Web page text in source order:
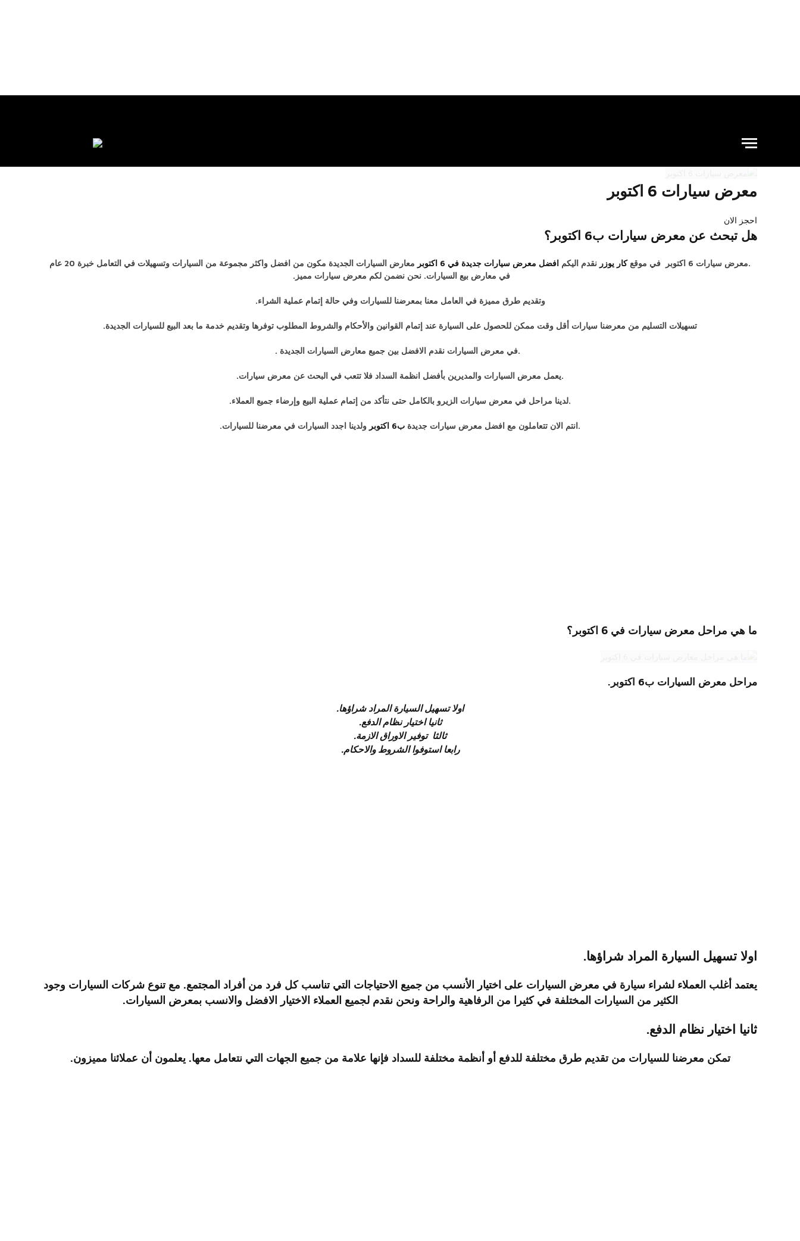
معرض سيارات 6 اكتوبر
احجز الان
هل تبحث عن معرض سيارات ب6 اكتوبر؟
.معرض سيارات 6 اكتوبر في موقع كار يوزر نقدم اليكم افضل معرض سيارات جديدة في 6 اكتوبر
معارض السيارات الجديدة مكون من افضل واكثر مجموعة من السيارات وتسهيلات في التعامل خبرة 20 عام
في معارض بيع السيارات. نحن نضمن لكم معرض سيارات مميز.
وتقديم طرق مميزة في العامل معنا بمعرضنا للسيارات وفي حالة إتمام عملية الشراء.
تسهيلات التسليم من معرضنا سيارات أقل وقت ممكن للحصول على السيارة عند إتمام القوانين والأحكام والشروط المطلوب توفرها وتقديم خدمة ما بعد البيع للسيارات الجديدة.
.في معرض السيارات نقدم الافضل بين جميع معارض السيارات الجديدة .
.يعمل معرض السيارات والمديرين بأفضل انظمة السداد فلا تتعب في البحث عن معرض سيارات.
.لدينا مراحل في معرض سيارات الزيرو بالكامل حتى نتأكد من إتمام عملية البيع وإرضاء جميع العملاء.
.انتم الان تتعاملون مع افضل معرض سيارات جديدة ب6 اكتوبر ولدينا اجدد السيارات في معرضنا للسيارات.
ما هي مراحل معرض سيارات في 6 اكتوبر؟
مراحل معرض السيارات ب6 اكتوبر.
اولا تسهيل السيارة المراد شراؤها.
ثانيا اختيار نظام الدفع.
ثالثا توفير الاوراق الازمة.
رابعا استوفوا الشروط والاحكام.
اولا تسهيل السيارة المراد شراؤها.
يعتمد أغلب العملاء لشراء سيارة في معرض السيارات على اختيار الأنسب من جميع الاحتياجات التي تناسب كل فرد من أفراد المجتمع. مع تنوع شركات السيارات وجود
الكثير من السيارات المختلفة في كثيرا من الرفاهية والراحة ونحن نقدم لجميع العملاء الاختيار الافضل والانسب بمعرض السيارات.
ثانيا اختيار نظام الدفع.
تمكن معرضنا للسيارات من تقديم طرق مختلفة للدفع أو أنظمة مختلفة للسداد فإنها علامة من جميع الجهات التي نتعامل معها. يعلمون أن عملائنا مميزون.